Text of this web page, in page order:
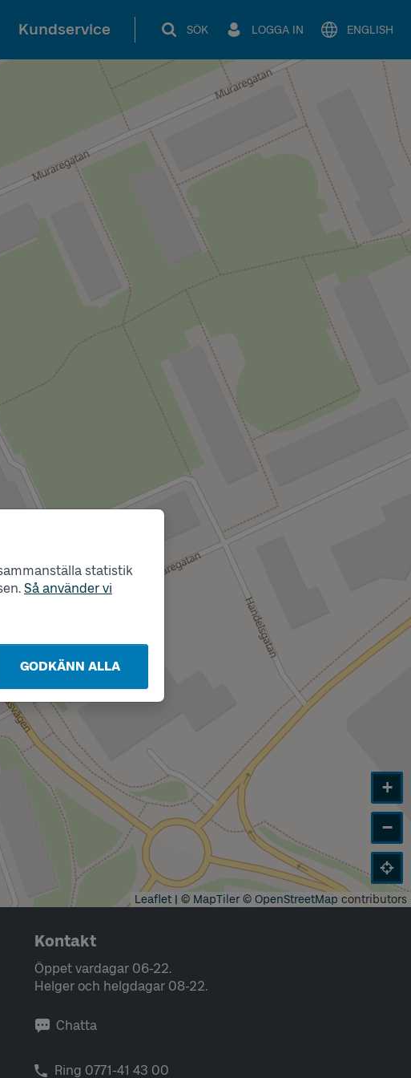
statistik
Så använder vi
GODKÄNN ALLA
Kundservice SÖK LOGGA IN ENGLISH
+
−
Leaflet | © MapTiler© OpenStreetMap contributors
Kontakt
Öppet vardagar 06-22.
Helger och helgdagar 08-22.
Chatta
Ring 0771-41 43 00